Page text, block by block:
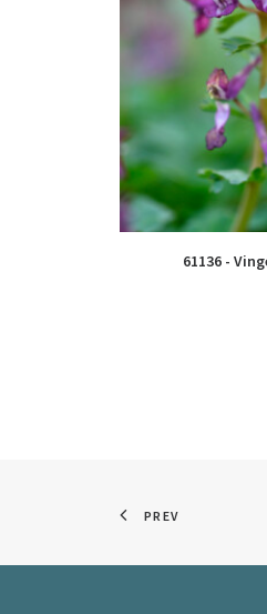
61136 -
PREV